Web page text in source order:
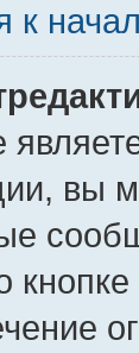
к
вы
кнопке